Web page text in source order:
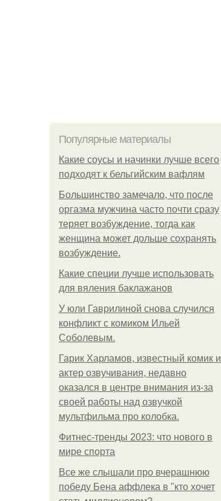
Популярные материалы
Какие соусы и начинки лучше всего
подходят к бельгийским вафлям
Большинство замечало, что после
оргазма мужчина часто почти сразу
теряет возбуждение, тогда как
женщина может дольше сохранять
возбуждение.
Какие специи лучше использовать
для вяления баклажанов
У юли Гаврилиной снова случился
конфликт с комиком Ильей
Соболевым.
Гарик Харламов, известный комик и
актер озвучивания, недавно
оказался в центре внимания из-за
своей работы над озвучкой
мультфильма про колобка.
Фитнес-тренды 2023: что нового в
мире спорта
Все же слышали про вчерашнюю
победу Бена аффлека в "кто хочет